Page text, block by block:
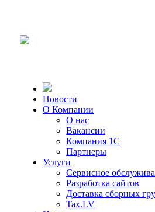
Новости
О Компании
О нас
Вакансии
Компания 1С
Партнеры
Услуги
Сервисное
Разработка сайтов
Доставка сборных
Tax.LV